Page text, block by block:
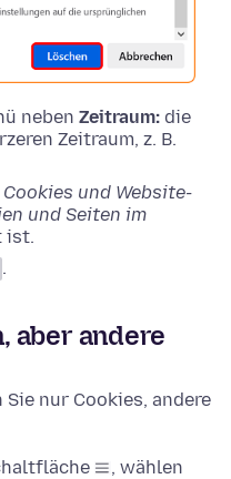
neben Zeitraum: die
Zeitraum, z. B.
Cookies und Website-
und Seiten im
ist.
.
aber andere
nur Cookies, andere
, wählen